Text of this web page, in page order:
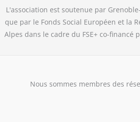
L'association est soutenue par
que par le Fonds Social Européen et la
Alpes dans le cadre du FSE+ co-financé
Nous sommes membres des